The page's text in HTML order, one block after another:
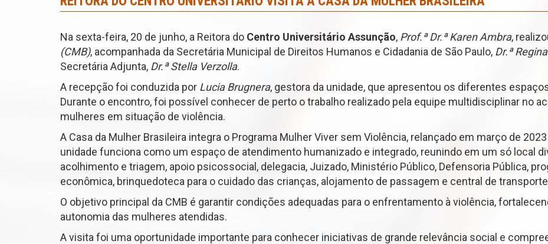
Na sexta-feira, 20 de junho, a Reitora do Centro Universitário Assunção, Prof.ª Dr.ª Karen Ambra,
(CMB), acompanhada da Secretária Municipal de Direitos Humanos e Cidadania de São Paulo, Dr.ª
Secretária Adjunta, Dr.ª Stella Verzolla.
A recepção foi conduzida por Lucia Brugnera, gestora da unidade, que apresentou os diferentes
Durante o encontro, foi possível conhecer de perto o trabalho realizado pela equipe multidisciplinar no
mulheres em situação de violência.
A Casa da Mulher Brasileira integra o Programa Mulher Viver sem Violência, relançado em março de
unidade funciona como um espaço de atendimento humanizado e integrado, reunindo em um só local
acolhimento e triagem, apoio psicossocial, delegacia, Juizado, Ministério Público, Defensoria Pública,
econômica, brinquedoteca para o cuidado das crianças, alojamento de passagem e central de
O objetivo principal da CMB é garantir condições adequadas para o enfrentamento à violência,
autonomia das mulheres atendidas.
A visita foi uma oportunidade importante para conhecer iniciativas de grande relevância social e